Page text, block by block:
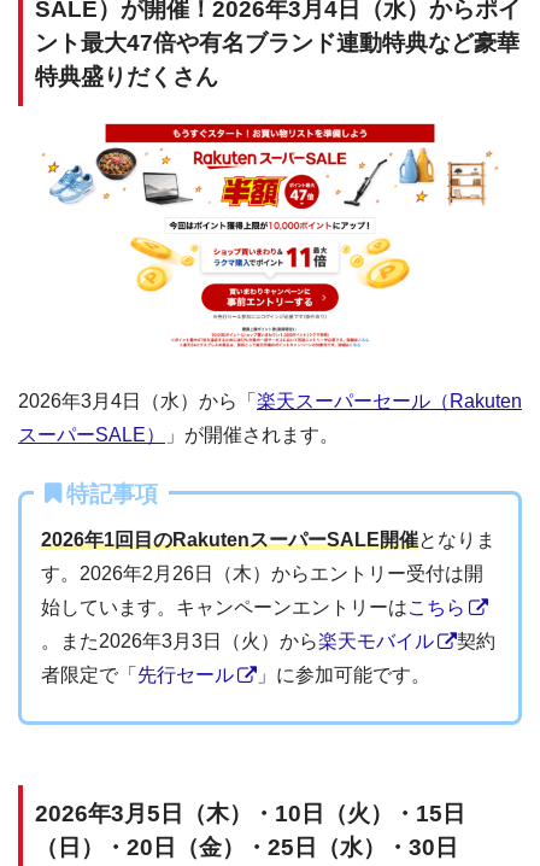
SALE）が開催！2026年3月4日（水）からポイ
ント最大47倍や有名ブランド連動特典など豪華
特典盛りだくさん
2026年3月4日（水）から「 楽天スーパーセール（Rakuten
スーパーSALE）
」が開催されます。
特記事項
2026年1回目のRakutenスーパーSALE開催となりま
す。2026年2月26日（木）からエントリー受付は開
始しています。キャンペーンエントリーはこちら
。また2026年3月3日（火）から楽天モバイル
契約
者限定で「 先行セール 」に参加可能です。
2026年3月5日（木）・10日（火）・15日
（日）・20日（金）・25日（水）・30日